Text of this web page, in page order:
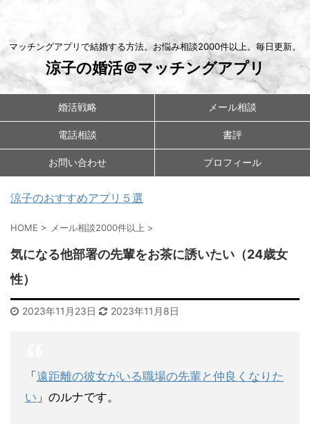
マッチングアプリで結婚する方法。お悩み相談2000件以上。毎日更新。
涼子の婚活＠マッチングアプリ
婚活戦略 メール相談
電話相談 書評
お問い合わせ プロフィール
涼子のおすすめアプリ５選
HOME > メール相談2000件以上 >
気になる他部署の先輩をお茶に誘いたい（24歳女
性）
2023年11月23日 2023年11月8日
「 遠距離の彼女がいる職場の先輩と仲良くなりた
い 」のルナです。